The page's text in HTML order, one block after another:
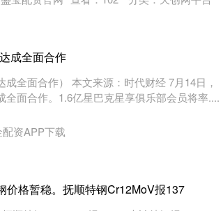
成全面合作
成全面合作） 本文来源：时代财经 7月14日，
面合作。1.6亿星巴克星享俱乐部会员将率....
资APP下载
价格暂稳。抚顺特钢Cr12MoV报137